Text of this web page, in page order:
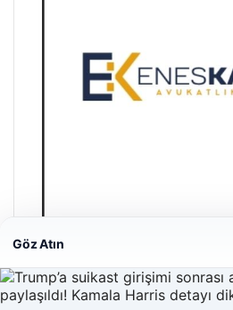
Enes Kaplan Avukatlık Bürosu
Nisan 28, 2026
Göz Atın